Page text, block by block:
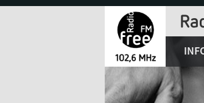
Jump